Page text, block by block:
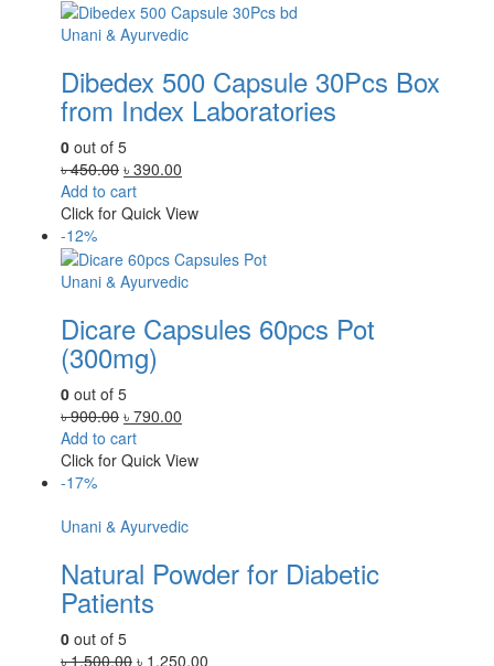
Unani & Ayurvedic
Dibedex 500 Capsule 30Pcs Box
from Index Laboratories
0 out of 5
৳450.00 Original
price
was:
৳ 390.00
is:
Add to cart
Click for Quick View
-12%
Unani & Ayurvedic
Dicare Capsules 60pcs Pot
(300mg)
0 out of 5
৳900.00 Original
price
was:
৳ 790.00
is:
Add to cart
Click for Quick View
-17%
Unani & Ayurvedic
Natural Powder for Diabetic
Patients
0 out of 5
৳1,500.00 Original
৳ 1,250.00